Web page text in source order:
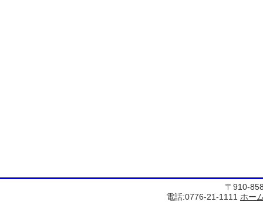
〒910-
電話:0776-21-1111 ホー